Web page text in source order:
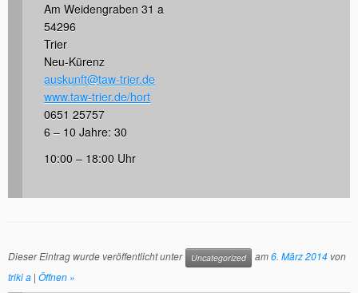
Am Weidengraben 31 a
54296
Trier
Neu-Kürenz
auskunft@taw-trier.de
www.taw-trier.de/hort
0651 25757
6 – 10 Jahre: 30
10:00 – 18:00 Uhr
Dieser Eintrag wurde veröffentlicht unter Uncategorized am6. März 2014 von
triki a | Öffnen »